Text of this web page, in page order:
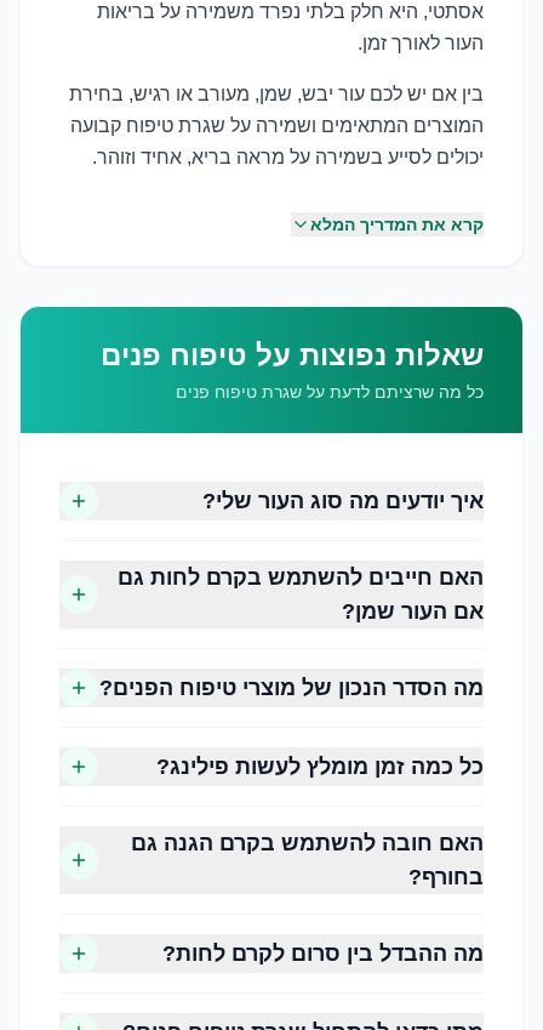
אסתטי, היא חלק בלתי נפרד משמירה על בריאות
העור לאורך זמן.
בין אם יש לכם עור יבש, שמן, מעורב או רגיש, בחירת
המוצרים המתאימים ושמירה על שגרת טיפוח קבועה
יכולים לסייע בשמירה על מראה בריא, אחיד וזוהר.
שיפור מרקם העור
ניקוי עודפי שומן ולכלוך
שמירה על מראה רענן וזוהר
הכנת העור לאיפור או לטיפולים קוסמטיים
עור יבש
עמום. זקוק ללחות עשירה ולהזנה.
קרא את המדריך המלא
שאלות נפוצות על טיפוח פנים
כל מה שרציתם לדעת על שגרת טיפוח פנים
איך יודעים מה סוג העור שלי?
האם חייבים להשתמש בקרם לחות גם
אם העור שמן?
מה הסדר הנכון של מוצרי טיפוח הפנים?
כל כמה זמן מומלץ לעשות פילינג?
האם חובה להשתמש בקרם הגנה גם
בחורף?
מה ההבדל בין סרום לקרם לחות?